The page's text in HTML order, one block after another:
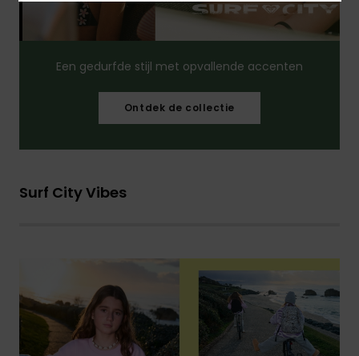
Een gedurfde stijl met opvallende accenten
Ontdek de collectie
Surf City Vibes